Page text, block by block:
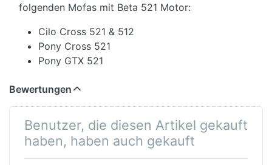
folgenden Mofas mit Beta 521 Motor:
Cilo Cross 521 & 512
Pony Cross 521
Pony GTX 521
Bewertungen
Benutzer, die diesen Artikel gekauft
haben, haben auch gekauft